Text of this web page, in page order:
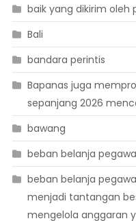
baik yang dikirim oleh
Bali
bandara perintis
Bapanas juga
sepanjang 2026
bawang
beban belanja
beban belanja
menjadi tantangan
mengelola anggaran